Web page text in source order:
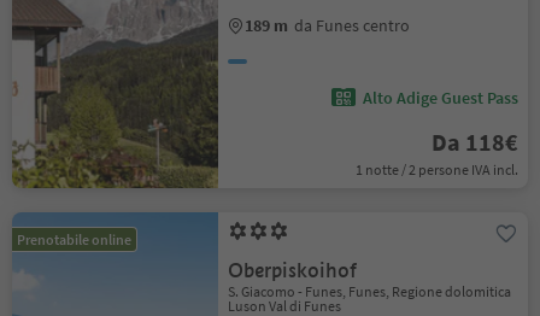
189 m da Funes centro
Alto Adige Guest Pass
Da 118€
1 notte / 2 persone IVA incl.
Prenotabile online
Oberpiskoihof
S. Giacomo - Funes, Funes, Regione dolomitica
Luson Val di Funes